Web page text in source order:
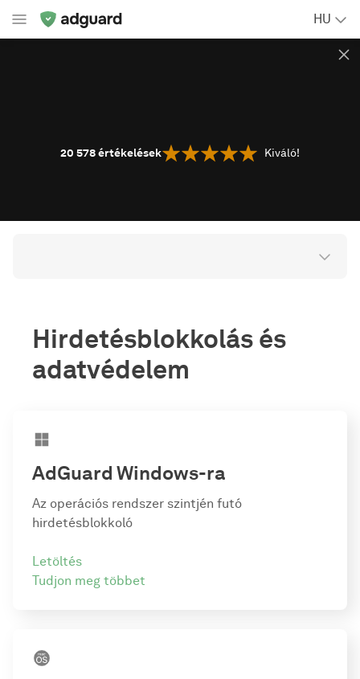
HU
20 578értékelések Kiváló!
Hirdetésblokkolás és
adatvédelem
AdGuard Windows-ra
Az operációs rendszer szintjén futó
hirdetésblokkoló
Tudjon meg többet
Letöltés